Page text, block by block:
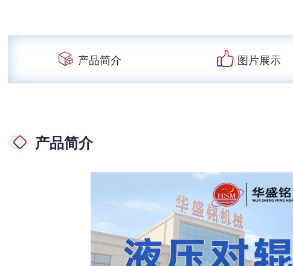
产品简介 图片展示
产品简介